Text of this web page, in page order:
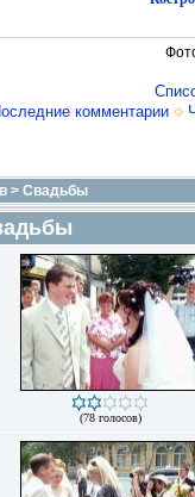
комментарии
> Свадьбы
(78 голосов)